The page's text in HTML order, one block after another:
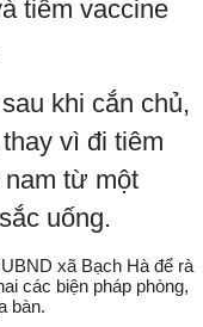
tiêm vaccine
khi cắn chủ,
vì đi tiêm
nam từ một
uống.